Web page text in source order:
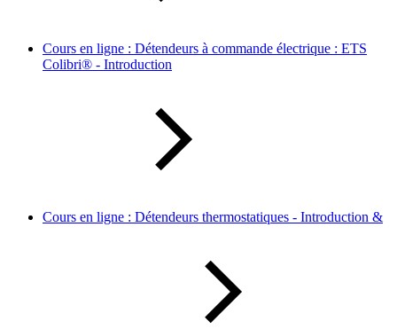
Cours en ligne : Détendeurs à commande électrique : ETS
Colibri® - Introduction
Cours en ligne : Détendeurs thermostatiques - Introduction &